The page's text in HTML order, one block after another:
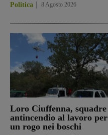
Politica 8 Agosto 2026
Loro Ciuffenna, squadre
antincendio al lavoro per
un rogo nei boschi